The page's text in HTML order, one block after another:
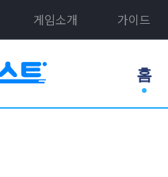
게임소개 가이드
홈